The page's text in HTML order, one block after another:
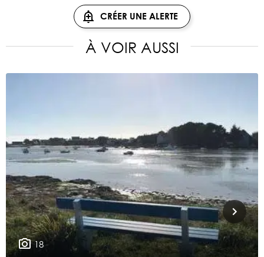
CRÉER UNE ALERTE
À VOIR AUSSI
18